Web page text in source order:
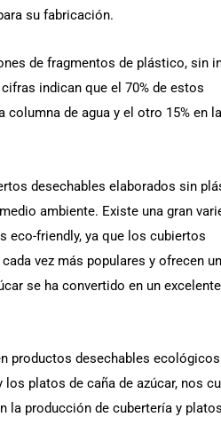
su fabricación.
de fragmentos de plástico, sin
indican que el 70% de estos
de agua y el otro 15% en la
desechables elaborados sin
ambiente. Existe una gran
friendly, ya que los cubiertos
vez más populares y ofrecen
se ha convertido en un
productos desechables ecológicos
platos de caña de azúcar, nos
la producción de cubertería y platos